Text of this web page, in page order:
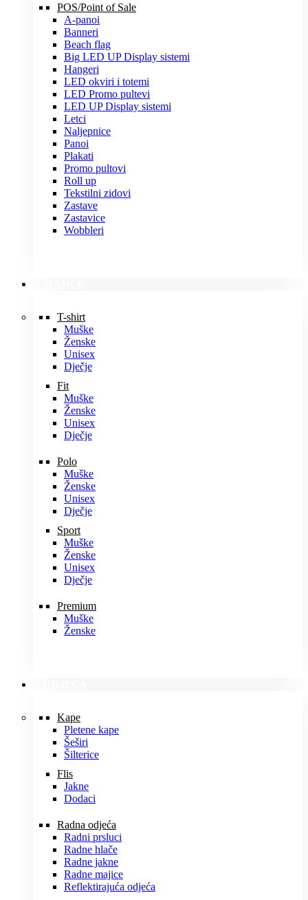
POS/Point of Sale
A-panoi
Banneri
Beach flag
Big LED UP Display sistemi
Hangeri
LED okviri i totemi
LED Promo pultevi
LED UP Display sistemi
Letci
Naljepnice
Panoi
Plakati
Promo pultovi
Roll up
Tekstilni zidovi
Zastave
Zastavice
Wobbleri
T-shirt
Muške
Ženske
Unisex
Dječje
Fit
Muške
Ženske
Unisex
Dječje
Polo
Muške
Ženske
Unisex
Dječje
Sport
Muške
Ženske
Unisex
Dječje
Premium
Muške
Ženske
Kape
Pletene kape
Šeširi
Šilterice
Flis
Jakne
Dodaci
Radna odjeća
Radni prsluci
Radne hlače
Radne jakne
Radne majice
Reflektirajuća odjeća